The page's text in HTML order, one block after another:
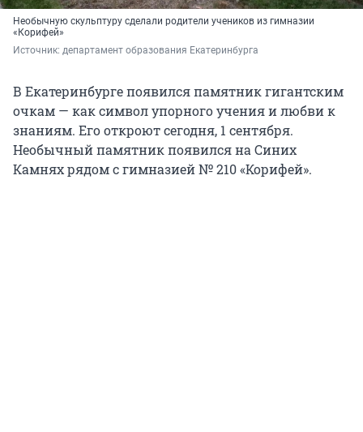
Необычную скульптуру сделали родители учеников из гимназии
«Корифей»
Источник: департамент образования Екатеринбурга
В Екатеринбурге появился памятник гигантским
очкам — как символ упорного учения и любви к
знаниям. Его откроют сегодня, 1 сентября.
Необычный памятник появился на Синих
Камнях рядом с гимназией № 210 «Корифей».